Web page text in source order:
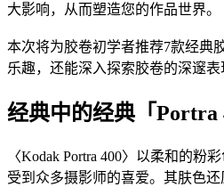
大影响，从而塑造您的作品世界。
本次将为胶卷初学者推荐7款经典
乐趣，还能深入探索胶卷的深邃表
经典中的经典「Portra
〈Kodak Portra 400〉以柔和的粉
受到众多摄影师的喜爱。其肤色